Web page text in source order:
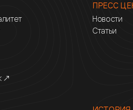
↗
ПРЕСС
Новости
Статьи